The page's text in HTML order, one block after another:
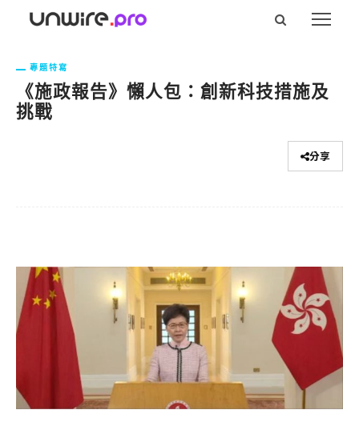
專題特寫
《施政報告》懶人包：創新科技措施及
挑戰
分享